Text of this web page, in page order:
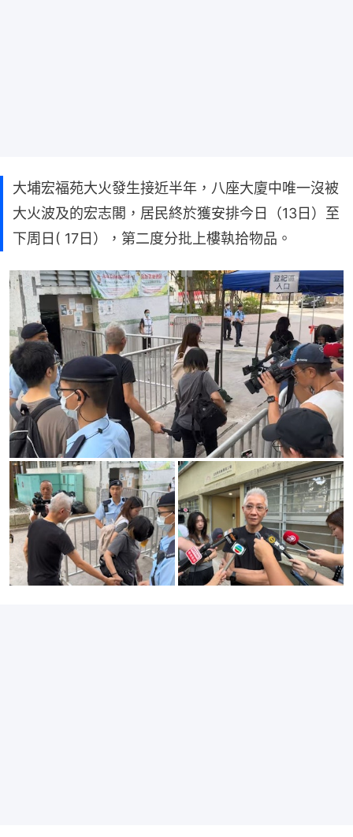
大埔宏福苑大火發生接近半年，八座大廈中唯一沒被
大火波及的宏志閣，居民終於獲安排今日（13日）至
下周日( 17日），第二度分批上樓執拾物品。